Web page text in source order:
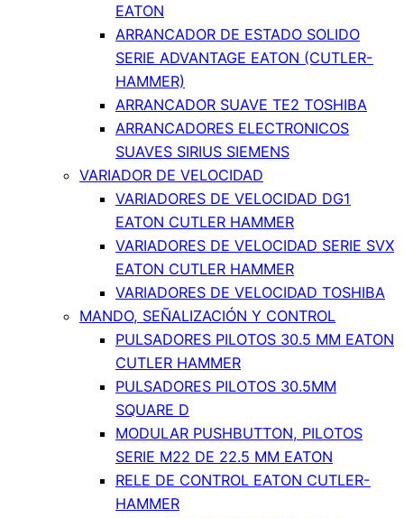
EATON
ARRANCADOR DE ESTADO SOLIDO
SERIE ADVANTAGE EATON (CUTLER-
HAMMER)
ARRANCADOR SUAVE TE2 TOSHIBA
ARRANCADORES ELECTRONICOS
SUAVES SIRIUS SIEMENS
VARIADOR DE VELOCIDAD
VARIADORES DE VELOCIDAD DG1
EATON CUTLER HAMMER
VARIADORES DE VELOCIDAD SERIE SVX
EATON CUTLER HAMMER
VARIADORES DE VELOCIDAD TOSHIBA
MANDO, SEÑALIZACIÓN Y CONTROL
PULSADORES PILOTOS 30.5 MM EATON
CUTLER HAMMER
PULSADORES PILOTOS 30.5MM
SQUARE D
MODULAR PUSHBUTTON, PILOTOS
SERIE M22 DE 22.5 MM EATON
RELE DE CONTROL EATON CUTLER-
HAMMER